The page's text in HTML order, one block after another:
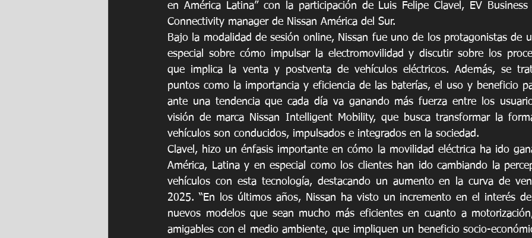
en América Latina” con la participación de Luis Felipe Clavel, EV
Connectivity manager de Nissan América del Sur.
Bajo la modalidad de sesión online, Nissan fue uno de los protagonistas de
especial sobre cómo impulsar la electromovilidad y discutir sobre los
que implica la venta y postventa de vehículos eléctricos. Además, se
puntos como la importancia y eficiencia de las baterías, el uso y beneficio
ante una tendencia que cada día va ganando más fuerza entre los
visión de marca Nissan Intelligent Mobility, que busca transformar la
vehículos son conducidos, impulsados e integrados en la sociedad.
Clavel, hizo un énfasis importante en cómo la movilidad eléctrica ha ido
América, Latina y en especial como los clientes han ido cambiando la
vehículos con esta tecnología, destacando un aumento en la curva de
2025. “En los últimos años, Nissan ha visto un incremento en el interés
nuevos modelos que sean mucho más eficientes en cuanto a
amigables con el medio ambiente, que impliquen un beneficio socio-